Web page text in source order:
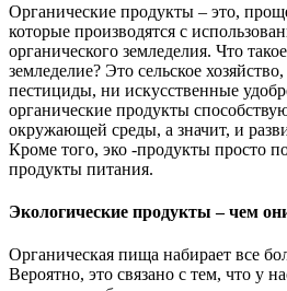
Органические продукты – это,
которые производятся с
органического земледелия. Что
земледелие? Это сельское
пестициды, ни искусственные
органические продукты
окружающей среды, а значит, и
Кроме того, эко -продукты просто
продукты питания.
Экологические продукты – чем
Органическая пища набирает все
Вероятно, это связано с тем, что у